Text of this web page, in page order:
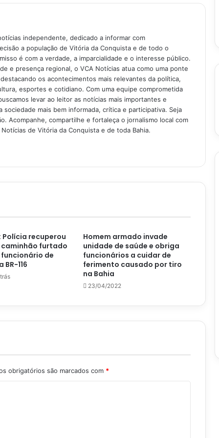
independente, dedicado a informar com
a população de Vitória da Conquista e de todo o
é com a verdade, a imparcialidade e o interesse público.
e presença regional, o VCA Notícias atua como uma ponte
os acontecimentos mais relevantes da política,
esportes e cotidiano. Com uma equipe comprometida
levar ao leitor as notícias mais importantes e
mais bem informada, crítica e participativa. Seja
Acompanhe, compartilhe e fortaleça o jornalismo local com
de Vitória da Conquista e de toda Bahia.
recuperou
furtado
de
116
Homem armado invade
unidade de saúde e obriga
funcionários a cuidar de
ferimento causado por tiro
na Bahia
23/04/2022
obrigatórios são marcados com *